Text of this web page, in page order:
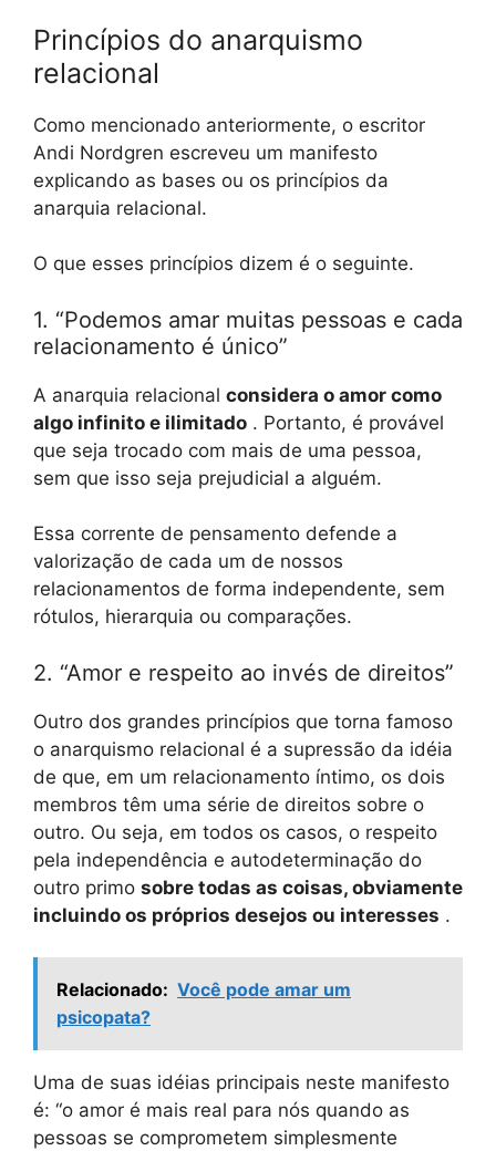
Princípios do anarquismo
relacional
Como mencionado anteriormente, o escritor
Andi Nordgren escreveu um manifesto
explicando as bases ou os princípios da
anarquia relacional.
O que esses princípios dizem é o seguinte.
1. “Podemos amar muitas pessoas e cada
relacionamento é único”
A anarquia relacional considera o amor como
algo infinito e ilimitado . Portanto, é provável
que seja trocado com mais de uma pessoa,
sem que isso seja prejudicial a alguém.
Essa corrente de pensamento defende a
valorização de cada um de nossos
relacionamentos de forma independente, sem
rótulos, hierarquia ou comparações.
2. “Amor e respeito ao invés de direitos”
Outro dos grandes princípios que torna famoso
o anarquismo relacional é a supressão da idéia
de que, em um relacionamento íntimo, os dois
membros têm uma série de direitos sobre o
outro. Ou seja, em todos os casos, o respeito
pela independência e autodeterminação do
outro primo sobre todas as coisas, obviamente
incluindo os próprios desejos ou interesses .
Relacionado: Você pode amar um
psicopata?
Uma de suas idéias principais neste manifesto
é: “o amor é mais real para nós quando as
pessoas se comprometem simplesmente